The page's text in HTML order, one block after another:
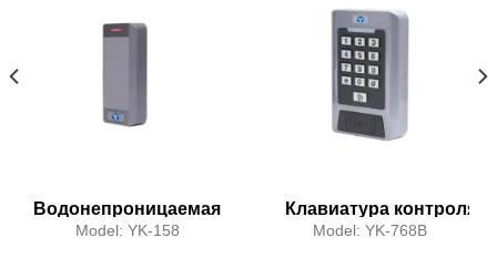
Водонепроницаемая
клавиатура контроля
Model: YK-158
Клавиатура контроля
доступа с
Model: YK-768B